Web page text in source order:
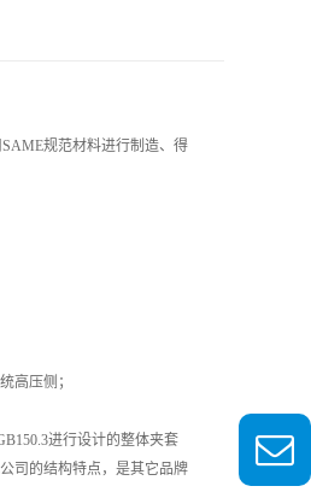
规范材料进行制造、得
高压侧；
进行设计的整体夹套
司的结构特点，是其它品牌